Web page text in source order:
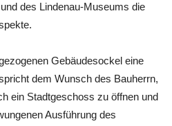
des Lindenau-Museums die
Gebäudesockel eine
dem Wunsch des Bauherrn,
ein Stadtgeschoss zu öffnen und
Ausführung des